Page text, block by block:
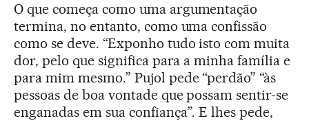
O que começa como uma argumentação
termina, no entanto, como uma confissão
como se deve. “Exponho tudo isto com muita
dor, pelo que significa para a minha família e
para mim mesmo.” Pujol pede “perdão” “às
pessoas de boa vontade que possam sentir-se
enganadas em sua confiança”. E lhes pede,